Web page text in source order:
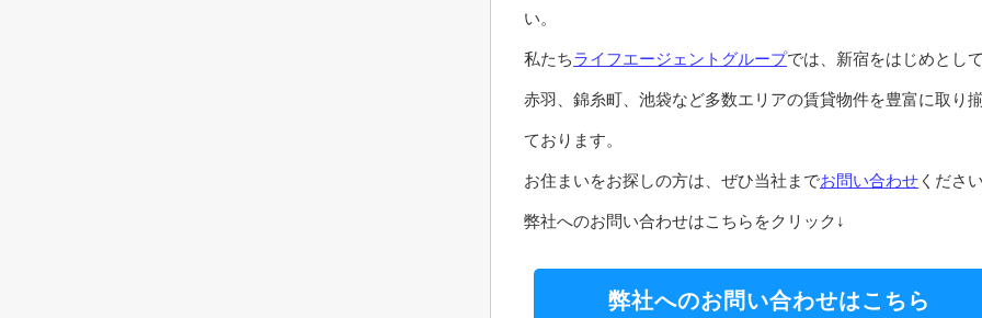
い。
私たちライフエージェントグループでは、新宿をはじめとし
赤羽、錦糸町、池袋など多数エリアの賃貸物件を豊富に取り
ております。
お住まいをお探しの方は、ぜひ当社までお問い合わせ くださ
弊社へのお問い合わせはこちらをクリック↓
弊社へのお問い合わせはこちら